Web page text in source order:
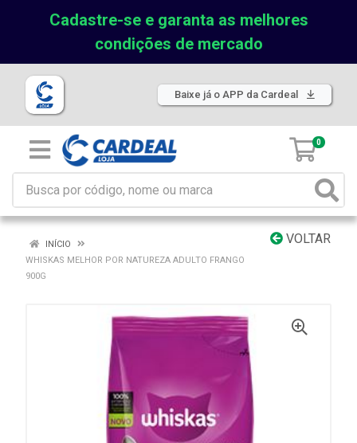
Cadastre-se e garanta as melhores
condições de mercado
Baixe já o APP da Cardeal
0
VOLTAR
INÍCIO
WHISKAS MELHOR POR NATUREZA ADULTO FRANGO
900G